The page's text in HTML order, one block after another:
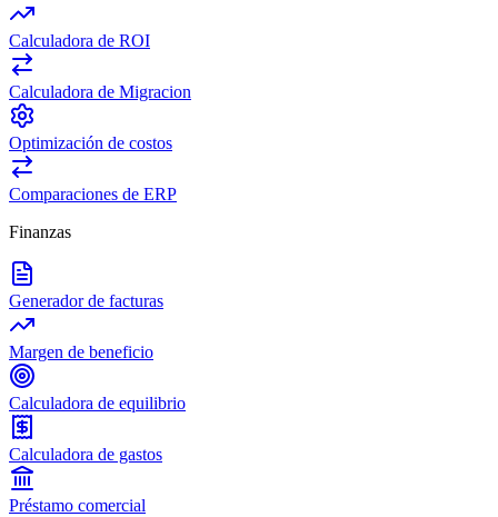
Calculadora de ROI
Calculadora de Migracion
Optimización de costos
Comparaciones de ERP
Finanzas
Generador de facturas
Margen de beneficio
Calculadora de equilibrio
Calculadora de gastos
Préstamo comercial